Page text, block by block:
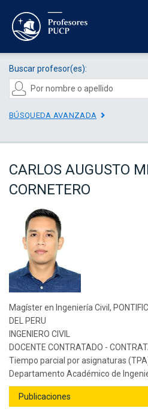
Buscar profesor(es):
BÚSQUEDA AVANZADA
CARLOS AUGUSTO
CORNETERO
Magíster en Ingeniería Civil,
DEL PERU
INGENIERO CIVIL
DOCENTE CONTRATADO -
Tiempo parcial por asignaturas
Departamento Académico de